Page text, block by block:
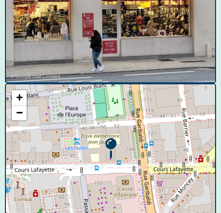
© Google User Content
+
−